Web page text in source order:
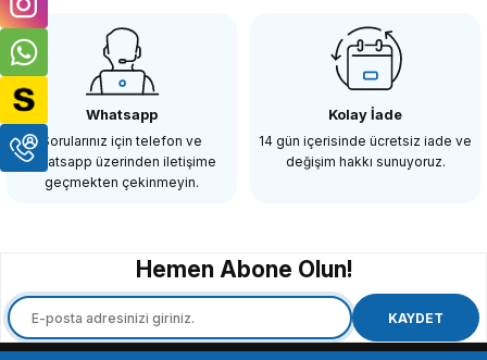
OEM
OEM Marka SDI-B Dişi Dişi SDI Uzatma Konektör
335,08 TL
OEM Marka JC35 Stereo Ses Jakı 3.5mm Erkek 6.5mm Dişi Adaptörü
Whatsapp
Sorularınız için telefon ve
Whatsapp üzerinden iletişime
geçmekten çekinmeyin.
Kolay İade
14 gün içerisinde ücretsiz iade ve
değişim hakkı sunuyoruz.
Hemen Abone Olun!
KAYDET